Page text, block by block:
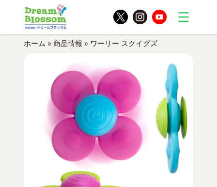
ホーム » 商品情報 » ワーリー スクイグズ